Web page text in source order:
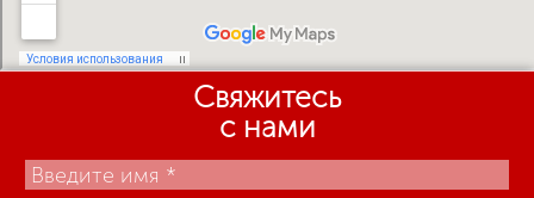
Свяжитесь
с нами